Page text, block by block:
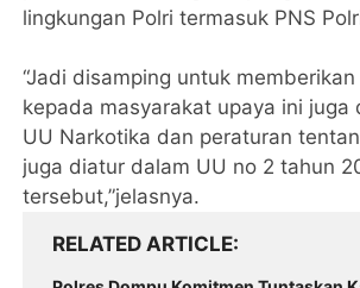
lingkungan Polri termasuk PNS
“Jadi disamping untuk
kepada masyarakat upaya ini juga
UU Narkotika dan peraturan
juga diatur dalam UU no 2 tahun
tersebut,”jelasnya.
RELATED ARTICLE